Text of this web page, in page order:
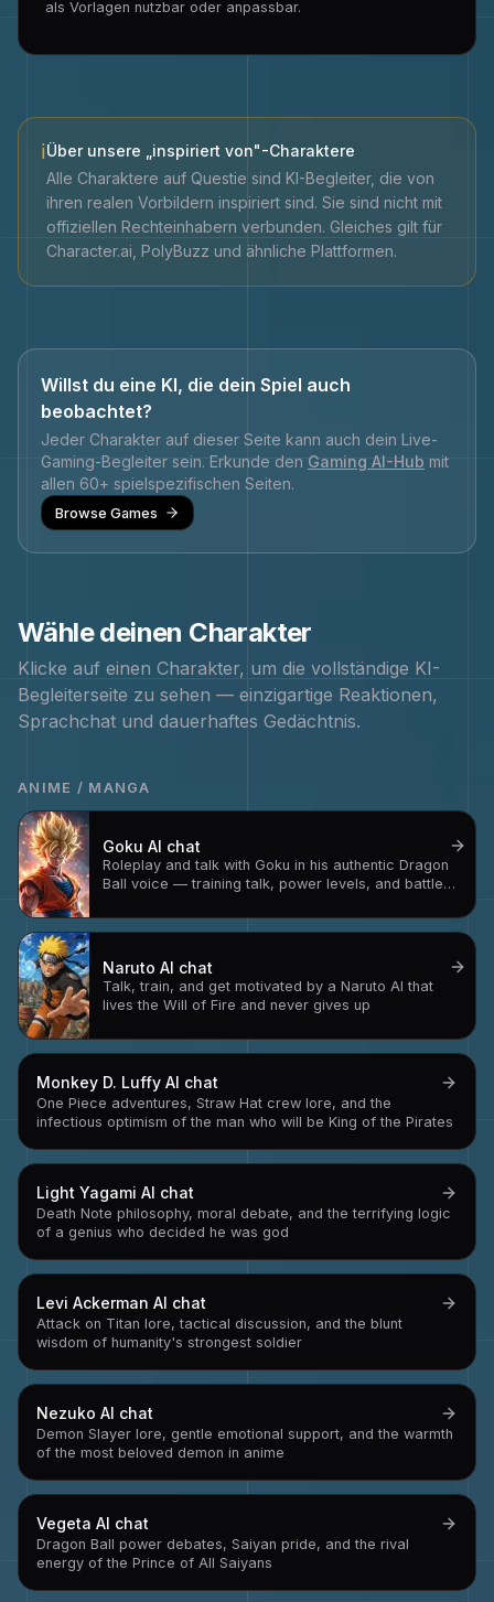
als Vorlagen nutzbar oder anpassbar.
ℹÜber unsere „inspiriert von"-Charaktere
Alle Charaktere auf Questie sind KI-Begleiter, die von
ihren realen Vorbildern inspiriert sind. Sie sind nicht mit
offiziellen Rechteinhabern verbunden. Gleiches gilt für
Character.ai, PolyBuzz und ähnliche Plattformen.
Willst du eine KI, die dein Spiel auch
beobachtet?
Jeder Charakter auf dieser Seite kann auch dein Live-
Gaming-Begleiter sein. Erkunde den Gaming AI-Hub mit
allen 60+ spielspezifischen Seiten.
Browse Games
Wähle deinen Charakter
Klicke auf einen Charakter, um die vollständige KI-
Begleiterseite zu sehen — einzigartige Reaktionen,
Sprachchat und dauerhaftes Gedächtnis.
ANIME / MANGA
Goku AI chat
Roleplay and talk with Goku in his authentic Dragon
Ball voice — training talk, power levels, and battle
Naruto AI chat
Talk, train, and get motivated by a Naruto AI that
lives the Will of Fire and never gives up
Monkey D. Luffy AI chat
One Piece adventures, Straw Hat crew lore, and the
infectious optimism of the man who will be King of the Pirates
Light Yagami AI chat
Death Note philosophy, moral debate, and the terrifying logic
of a genius who decided he was god
Levi Ackerman AI chat
Attack on Titan lore, tactical discussion, and the blunt
wisdom of humanity's strongest soldier
Nezuko AI chat
Demon Slayer lore, gentle emotional support, and the warmth
of the most beloved demon in anime
Vegeta AI chat
Dragon Ball power debates, Saiyan pride, and the rival
energy of the Prince of All Saiyans